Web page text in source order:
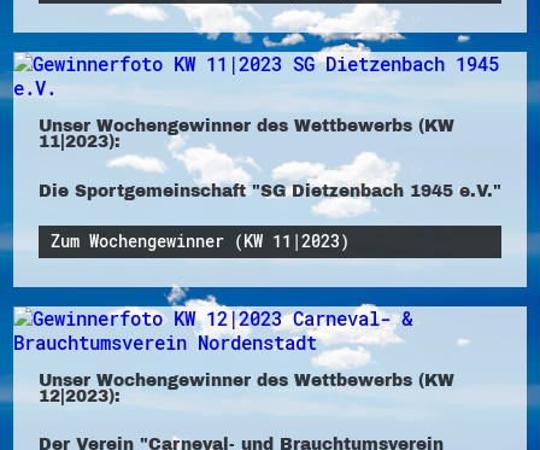
Unser Wochengewinner des Wettbewerbs (KW
11|2023):
Die Sportgemeinschaft "SG Dietzenbach 1945 e.V."
Zum Wochengewinner (KW 11|2023)
Unser Wochengewinner des Wettbewerbs (KW
12|2023):
Der Verein "Carneval- und Brauchtumsverein